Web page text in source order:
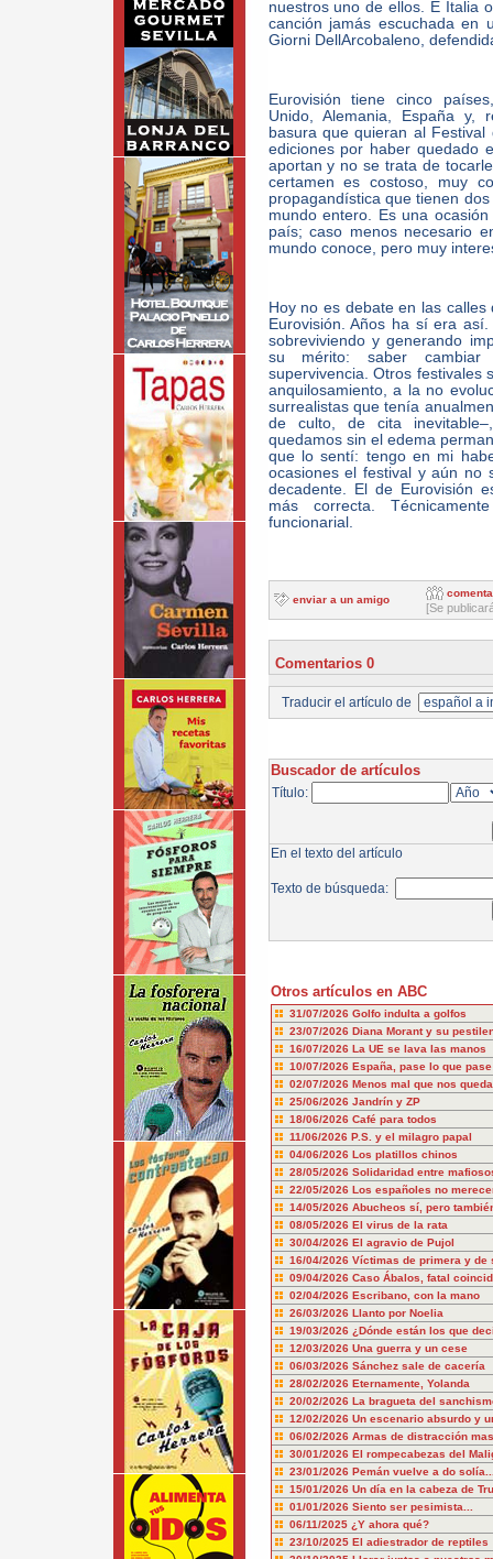
nuestros uno de ellos. E Italia
canción jamás escuchada en
Giorni DellArcobaleno,
Eurovisión tiene cinco
Unido, Alemania, España y,
basura que quieran al
ediciones por haber quedado
aportan y no se trata de
certamen es costoso, muy
propagandística que tienen
mundo entero. Es una
país; caso menos necesario
mundo conoce, pero muy
Hoy no es debate en las
Eurovisión. Años ha sí era
sobreviviendo y generando
su mérito: saber
supervivencia. Otros festivales
anquilosamiento, a la no
surrealistas que tenía
de culto, de cita
quedamos sin el edema
que lo sentí: tengo en mi
ocasiones el festival y aún no
decadente. El de Eurovisión
más correcta.
funcionarial.
enviar a un amigo
[Se
Comentarios 0
Traducir el artículo de
Buscador de artículos
Título:
En el texto del artículo
Texto de búsqueda:
Otros artículos en ABC
31/07/2026 Golfo indulta a golfos
23/07/2026 Diana Morant y su
16/07/2026 La UE se lava las manos
10/07/2026 España, pase lo que pase
02/07/2026 Menos mal que nos
25/06/2026 Jandrín y ZP
18/06/2026 Café para todos
11/06/2026 P.S. y el milagro papal
04/06/2026 Los platillos chinos
28/05/2026 Solidaridad entre
22/05/2026 Los españoles no
14/05/2026 Abucheos sí, pero
08/05/2026 El virus de la rata
30/04/2026 El agravio de Pujol
16/04/2026 Víctimas de primera y de
09/04/2026 Caso Ábalos, fatal
02/04/2026 Escribano, con la mano
26/03/2026 Llanto por Noelia
19/03/2026 ¿Dónde están los que
12/03/2026 Una guerra y un cese
06/03/2026 Sánchez sale de cacería
28/02/2026 Eternamente, Yolanda
20/02/2026 La bragueta del
12/02/2026 Un escenario absurdo y
06/02/2026 Armas de distracción
30/01/2026 El rompecabezas del
23/01/2026 Pemán vuelve a do
15/01/2026 Un día en la cabeza de
01/01/2026 Siento ser pesimista...
06/11/2025 ¿Y ahora qué?
23/10/2025 El adiestrador de reptiles